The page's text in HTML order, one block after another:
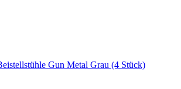
Gun Metal Grau (4 Stück)